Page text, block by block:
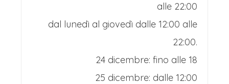
alle 22:00
dal lunedì al giovedì dalle 12:00 alle
22:00.
24 dicembre: fino alle 18
25 dicembre: dalle 12:00